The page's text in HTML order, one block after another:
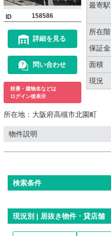
ID 158586
詳細を見る
問い合わせ
枝番・建物名などは
ログイン後表示
最寄駅
所在階
保証金
面積
現況
所在地： 大阪府高槻市北園町
物件説明
検索条件
現況別 | 居抜き物件・貸店舗